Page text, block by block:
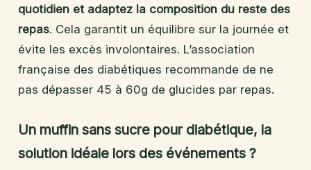
quotidien et adaptez la composition du reste des
repas. Cela garantit un équilibre sur la journée et
évite les excès involontaires. L’association
française des diabétiques recommande de ne
pas dépasser 45 à 60g de glucides par repas.
Un muffin sans sucre pour diabétique, la
solution idéale lors des événements ?